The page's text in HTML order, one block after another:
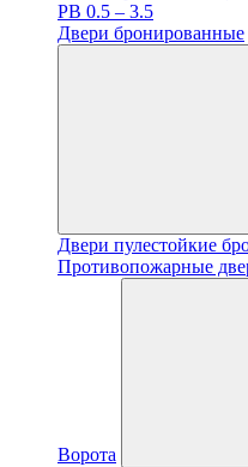
PB 0.5 – 3.5
Двери бронированные
Двери пулестойкие
Противопожарные
Ворота